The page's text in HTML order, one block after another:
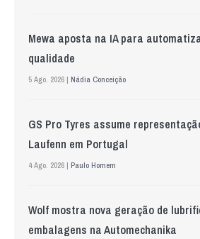
Mewa aposta na IA para
qualidade
5 Ago. 2026 | Nádia Conceição
GS Pro Tyres assume
Laufenn em Portugal
4 Ago. 2026 | Paulo Homem
Wolf mostra nova geração de
embalagens na Automechanika